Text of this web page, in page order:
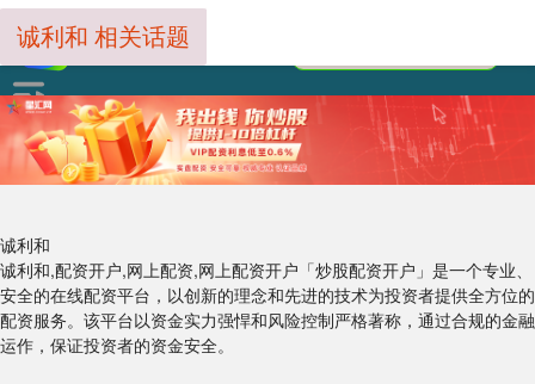
诚利和
诚利和,配资开户,网上配资,网上配资开户「炒股配资开户」是一个专业、
安全的在线配资平台，以创新的理念和先进的技术为投资者提供全方位的
配资服务。该平台以资金实力强悍和风险控制严格著称，通过合规的金融
运作，保证投资者的资金安全。
诚利和 相关话题